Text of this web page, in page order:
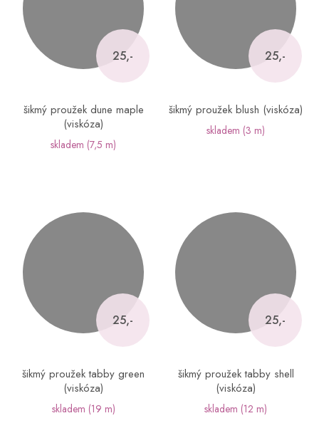
25,-
šikmý proužek dune maple
(viskóza)
skladem (7,5 m)
25,-
šikmý proužek blush (viskóza)
skladem (3 m)
25,-
šikmý proužek tabby green
(viskóza)
skladem (19 m)
25,-
šikmý proužek tabby shell
(viskóza)
skladem (12 m)